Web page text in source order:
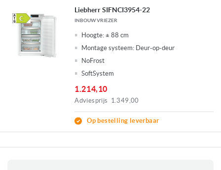
Liebherr SIFNCI3954-22
INBOUW VRIEZER
Hoogte: ± 88 cm
Montage systeem: Deur-op-deur
NoFrost
SoftSystem
1.214,10
Adviesprijs 1.349,00
Op bestelling leverbaar